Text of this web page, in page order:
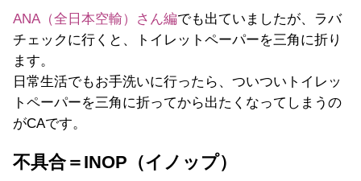
ANA（全日本空輸）さん編でも出ていましたが、ラバ
チェックに行くと、トイレットペーパーを三角に折り
ます。
日常生活でもお手洗いに行ったら、ついついトイレッ
トペーパーを三角に折ってから出たくなってしまうの
がCAです。
不具合＝INOP（イノップ）